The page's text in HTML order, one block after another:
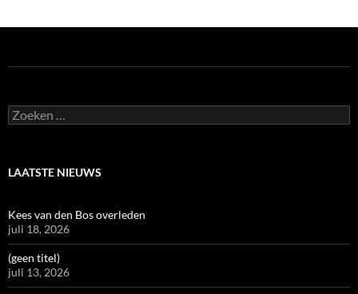
Zoeken
naar:
LAATSTE NIEUWS
Kees van den Bos overleden
juli 18, 2026
(geen titel)
juli 13, 2026